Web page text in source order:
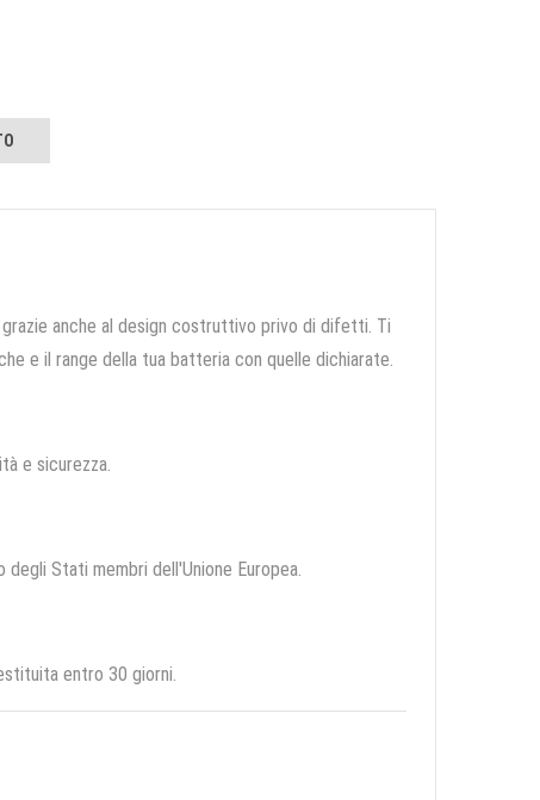
anche al design costruttivo privo di difetti. Ti
e il range della tua batteria con quelle dichiarate.
e sicurezza.
Stati membri dell'Unione Europea.
entro 30 giorni.